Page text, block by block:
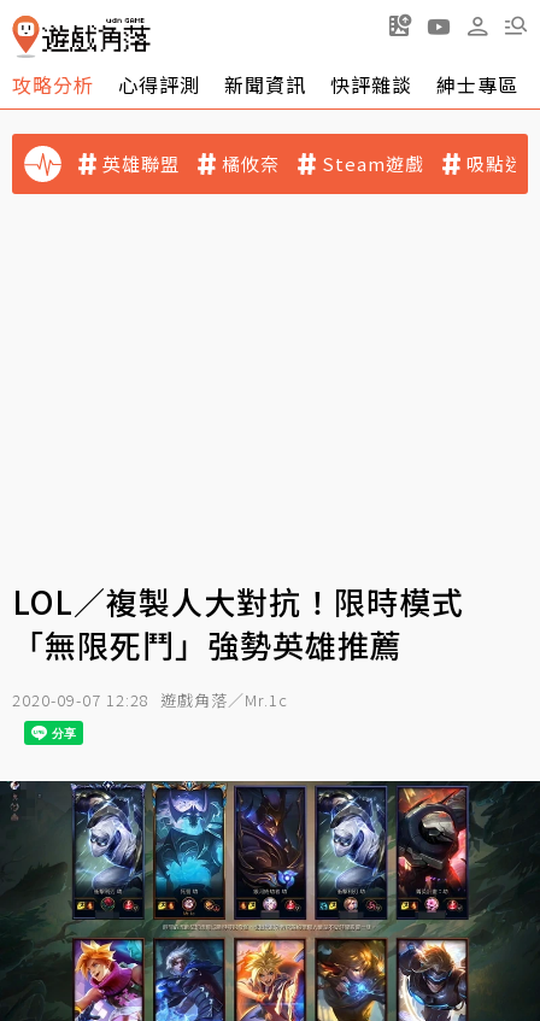
攻略分析 心得評測 新聞資訊 快評雜談 紳士專區
英雄聯盟 橘攸奈 Steam遊戲 吸點迷
LOL／複製人大對抗！限時模式
「無限死鬥」強勢英雄推薦
2020-09-07 12:28 遊戲角落／Mr.1c